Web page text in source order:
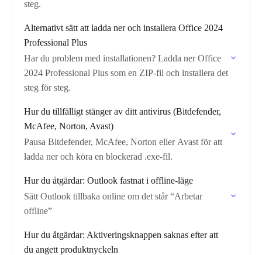
steg.
Alternativt sätt att ladda ner och installera Office 2024
Professional Plus
Har du problem med installationen? Ladda ner Office
2024 Professional Plus som en ZIP-fil och installera det
steg för steg.
Hur du tillfälligt stänger av ditt antivirus (Bitdefender,
McAfee, Norton, Avast)
Pausa Bitdefender, McAfee, Norton eller Avast för att
ladda ner och köra en blockerad .exe-fil.
Hur du åtgärdar: Outlook fastnat i offline-läge
Sätt Outlook tillbaka online om det står “Arbetar
offline”
Hur du åtgärdar: Aktiveringsknappen saknas efter att
du angett produktnyckeln